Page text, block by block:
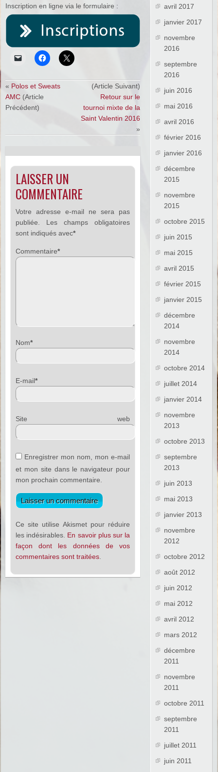
Inscription en ligne via le formulaire :
« Polos et Sweats
AMC (Article
Précédent)
(Article Suivant)
Retour sur le
tournoi mixte de la
Saint Valentin 2016
»
LAISSER UN
COMMENTAIRE
Votre adresse e-mail ne sera pas
publiée.
Les champs obligatoires
sont indiqués avec*
Commentaire*
Nom*
E-mail*
Site web
Enregistrer mon nom, mon e-mail
et mon site dans le navigateur pour
mon prochain commentaire.
Ce site utilise Akismet pour réduire
les indésirables. En savoir plus sur la
façon dont les données de vos
commentaires sont traitées.
avril 2017
janvier 2017
novembre
2016
septembre
2016
juin 2016
mai 2016
avril 2016
février 2016
janvier 2016
décembre
2015
novembre
2015
octobre 2015
juin 2015
mai 2015
avril 2015
février 2015
janvier 2015
décembre
2014
novembre
2014
octobre 2014
juillet 2014
janvier 2014
novembre
2013
octobre 2013
septembre
2013
juin 2013
mai 2013
janvier 2013
novembre
2012
octobre 2012
août 2012
juin 2012
mai 2012
avril 2012
mars 2012
décembre
2011
novembre
2011
octobre 2011
septembre
2011
juillet 2011
juin 2011